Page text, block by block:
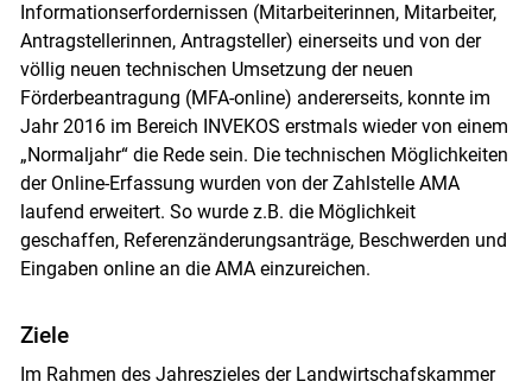
Informationserfordernissen (Mitarbeiterinnen, Mitarbeiter,
Antragstellerinnen, Antragsteller) einerseits und von der
völlig neuen technischen Umsetzung der neuen
Förderbeantragung (MFA-online) andererseits, konnte im
Jahr 2016 im Bereich INVEKOS erstmals wieder von einem
„Normaljahr“ die Rede sein. Die technischen Möglichkeiten
der Online-Erfassung wurden von der Zahlstelle AMA
laufend erweitert. So wurde z.B. die Möglichkeit
geschaffen, Referenzänderungsanträge, Beschwerden und
Eingaben online an die AMA einzureichen.
Ziele
Im Rahmen des Jahreszieles der Landwirtschafskammer